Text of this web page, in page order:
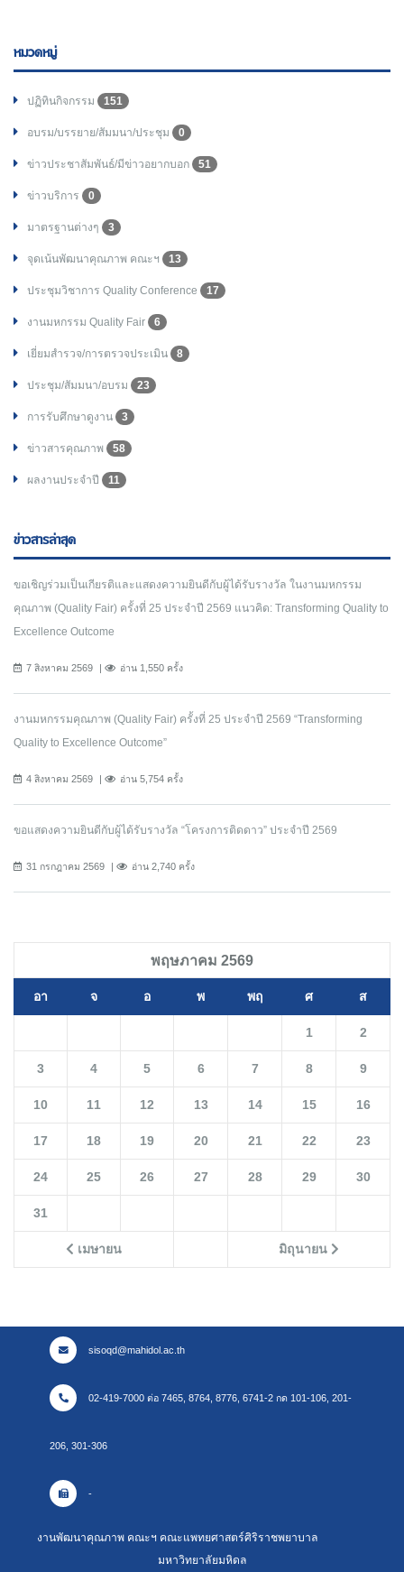
หมวดหมู่
ปฏิทินกิจกรรม 151
อบรม/บรรยาย/สัมมนา/ประชุม 0
ข่าวประชาสัมพันธ์/มีข่าวอยากบอก 51
ข่าวบริการ 0
มาตรฐานต่างๆ 3
จุดเน้นพัฒนาคุณภาพ คณะฯ 13
ประชุมวิชาการ Quality Conference 17
งานมหกรรม Quality Fair 6
เยี่ยมสำรวจ/การตรวจประเมิน 8
ประชุม/สัมมนา/อบรม 23
การรับศึกษาดูงาน 3
ข่าวสารคุณภาพ 58
ผลงานประจำปี 11
ข่าวสารล่าสุด
ขอเชิญร่วมเป็นเกียรติและแสดงความยินดีกับผู้ได้รับรางวัล ในงานมหกรรม
คุณภาพ (Quality Fair) ครั้งที่ 25 ประจำปี 2569 แนวคิด: Transforming Quality to
Excellence Outcome
7 สิงหาคม 2569 อ่าน 1,550 ครั้ง
งานมหกรรมคุณภาพ (Quality Fair) ครั้งที่ 25 ประจำปี 2569 “Transforming
Quality to Excellence Outcome”
4 สิงหาคม 2569 อ่าน 5,754 ครั้ง
ขอแสดงความยินดีกับผู้ได้รับรางวัล “โครงการติดดาว” ประจำปี 2569
31 กรกฎาคม 2569 อ่าน 2,740 ครั้ง
พฤษภาคม 2569
อา จ อ พ พฤ ศ ส
เมษายน มิถุนายน
1 2
3 4 5 6 7 8 9
10 11 12 13 14 15 16
17 18 19 20 21 22 23
24 25 26 27 28 29 30
31
sisoqd@mahidol.ac.th
02-419-7000 ต่อ 7465, 8764, 8776, 6741-2 กด 101-106, 201-
206, 301-306
-
งานพัฒนาคุณภาพ คณะฯ คณะแพทยศาสตร์ศิริราชพยาบาล
มหาวิทยาลัยมหิดล